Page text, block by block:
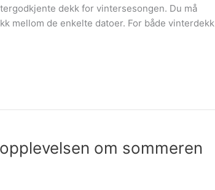
dekk for vintersesongen. Du må
mellom de enkelte datoer. For både vinterdekk
om sommeren